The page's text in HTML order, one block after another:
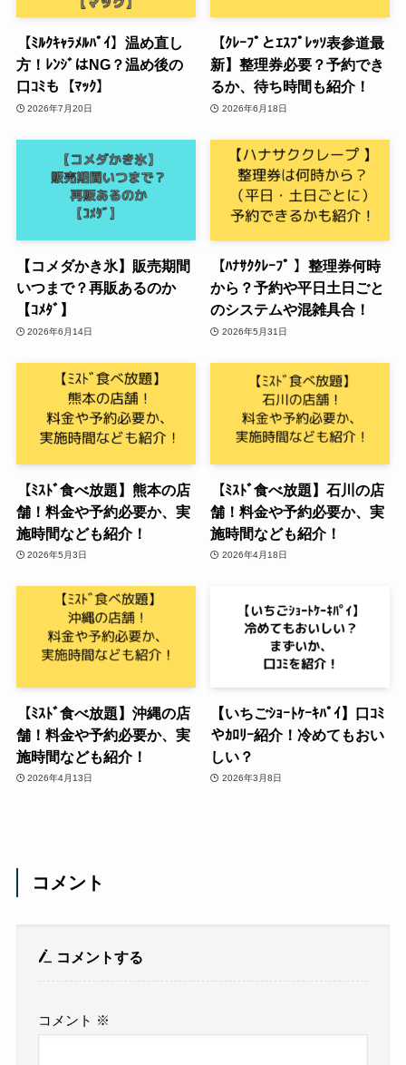
【ﾐﾙｸｷｬﾗﾒﾙﾊﾟｲ】温め直し
方！ﾚﾝｼﾞはNG？温め後の
口ｺﾐも【ﾏｯｸ】
2026年7月20日
【ｸﾚｰﾌﾟとｴｽﾌﾟﾚｯｿ表参道最
新】整理券必要？予約でき
るか、待ち時間も紹介！
2026年6月18日
【コメダかき氷】販売期間
いつまで？再販あるのか
【ｺﾒﾀﾞ】
2026年6月14日
【ﾊﾅｻｸｸﾚｰﾌﾟ 】整理券何時
から？予約や平日土日ごと
のシステムや混雑具合！
2026年5月31日
【ﾐｽﾄﾞ食べ放題】熊本の店
舗！料金や予約必要か、実
施時間なども紹介！
2026年5月3日
【ﾐｽﾄﾞ食べ放題】石川の店
舗！料金や予約必要か、実
施時間なども紹介！
2026年4月18日
【ﾐｽﾄﾞ食べ放題】沖縄の店
舗！料金や予約必要か、実
施時間なども紹介！
2026年4月13日
【いちごｼｮｰﾄｹｰｷﾊﾟｲ】口ｺﾐ
やｶﾛﾘｰ紹介！冷めてもおい
しい？
2026年3月8日
コメント
コメントする
コメント ※